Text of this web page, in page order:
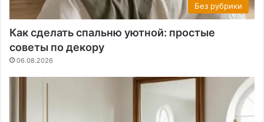
Без рубрики
Как сделать спальню уютной: простые
советы по декору
06.08.2026